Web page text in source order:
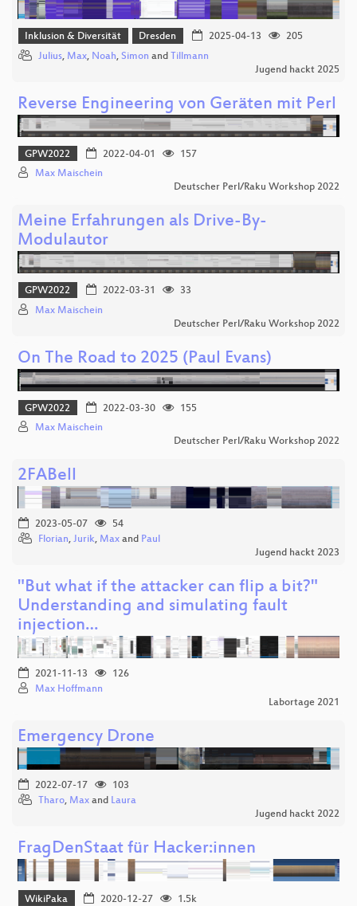
Inklusion & Diversität Dresden 2025-04-13
205
Julius, Max, Noah, Simon and Tillmann
Jugend hackt 2025
Reverse Engineering von Geräten mit Perl
GPW2022 2022-04-01
157
Max Maischein
Deutscher Perl/Raku Workshop 2022
Meine Erfahrungen als Drive-By-
Modulautor
GPW2022 2022-03-31
33
Max Maischein
Deutscher Perl/Raku Workshop 2022
On The Road to 2025 (Paul Evans)
GPW2022 2022-03-30
155
Max Maischein
Deutscher Perl/Raku Workshop 2022
2FABell
2023-05-07
54
Florian, Jurik, Max and Paul
Jugend hackt 2023
"But what if the attacker can flip a bit?"
Understanding and simulating fault
injection…
2021-11-13
126
Max Hoffmann
Labortage 2021
Emergency Drone
2022-07-17
103
Tharo, Max and Laura
Jugend hackt 2022
FragDenStaat für Hacker:innen
WikiPaka 2020-12-27
1.5k